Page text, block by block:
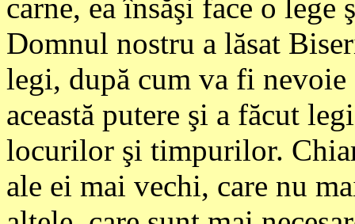
carne, ea însăşi face o lege
Domnul nostru a lăsat
legi, după cum va fi nevoie
această putere şi a făcut
locurilor şi timpurilor.
ale ei mai vechi, care nu